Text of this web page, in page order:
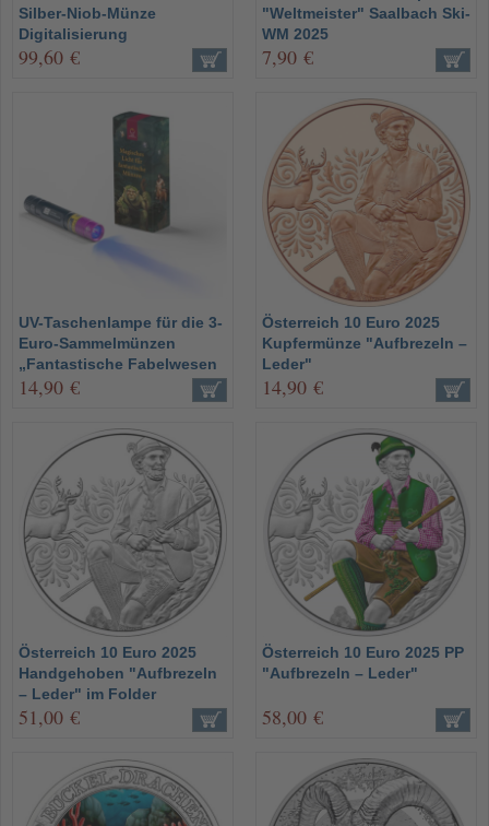
Silber-Niob-Münze
Digitalisierung
99,60 €
"Weltmeister" Saalbach Ski-
WM 2025
7,90 €
UV-Taschenlampe für die 3-
Euro-Sammelmünzen
„Fantastische Fabelwesen
14,90 €
Österreich 10 Euro 2025
Kupfermünze "Aufbrezeln –
Leder"
14,90 €
Österreich 10 Euro 2025
Handgehoben "Aufbrezeln
– Leder" im Folder
51,00 €
Österreich 10 Euro 2025 PP
"Aufbrezeln – Leder"
58,00 €